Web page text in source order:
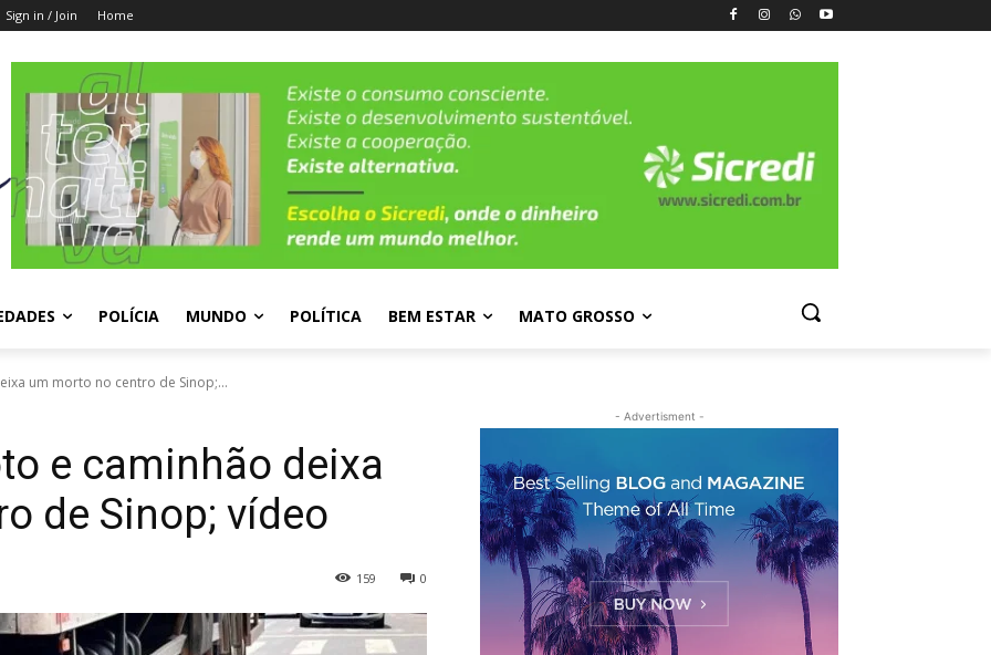
Sign in / Join Home
POLÍCIA MUNDO POLÍTICA BEM ESTAR MATO GROSSO
um morto no centro de Sinop;...
e caminhão deixa
de Sinop; vídeo
0
159
- Advertisment -